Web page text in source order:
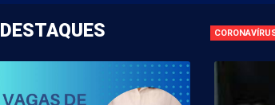
DESTAQUES